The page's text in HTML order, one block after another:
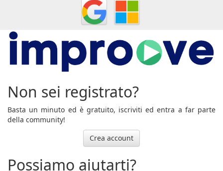
Non sei registrato?
Basta un minuto ed è gratuito, iscriviti ed entra a far parte
della community!
Crea account
Possiamo aiutarti?